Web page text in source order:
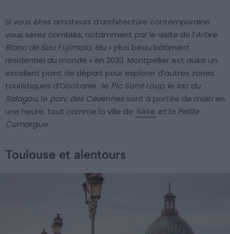
Si vous êtes amateurs d’architecture contemporaine
vous serez comblés, notamment par le visite de l’Arbre
Blanc de Sou Fujimoto, élu « plus beau bâtiment
résidentiel du monde » en 2020. Montpellier est aussi un
excellent point de départ pour explorer d’autres zones
touristiques d’Occitanie : le Pic Saint Loup, le lac du
Salagou, le parc des Cévennes sont à portée de main en
une heure, tout comme la ville de Sète et la Petite
Camargue.
Toulouse et alentours